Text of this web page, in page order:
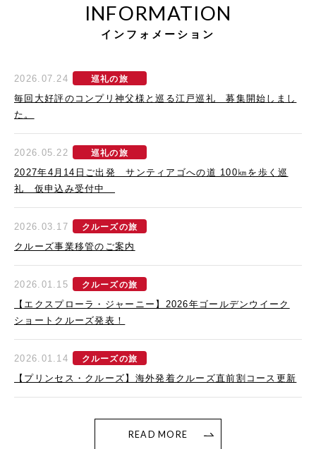
INFORMATION
インフォメーション
2026.07.24 巡礼の旅
毎回大好評のコンプリ神父様と巡る江戸巡礼 募集開始しまし
た。
2026.05.22 巡礼の旅
2027年4月14日ご出発 サンティアゴへの道 100㎞を歩く巡
礼 仮申込み受付中
2026.03.17 クルーズの旅
クルーズ事業移管のご案内
2026.01.15 クルーズの旅
【エクスプローラ・ジャーニー】2026年ゴールデンウイーク
ショートクルーズ発表！
2026.01.14 クルーズの旅
【プリンセス・クルーズ】海外発着クルーズ直前割コース更新
READ MORE